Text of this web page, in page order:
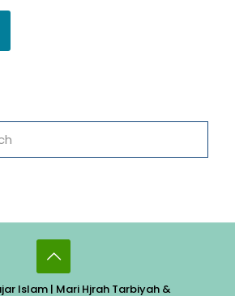
Islam | Mari Hjrah Tarbiyah &